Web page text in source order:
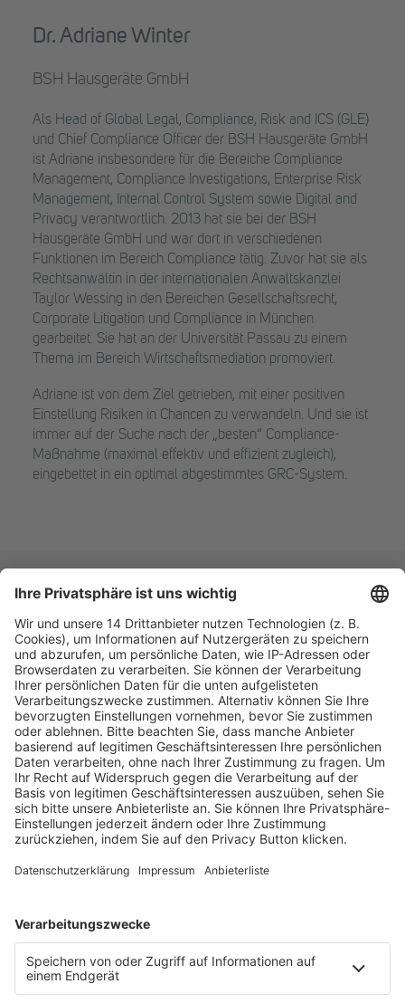
Dr. Adriane Winter
BSH Hausgeräte GmbH
Als Head of Global Legal, Compliance, Risk and ICS (GLE)
und Chief Compliance Officer der BSH Hausgeräte GmbH
ist Adriane insbesondere für die Bereiche Compliance
Management, Compliance Investigations, Enterprise Risk
Management, Internal Control System sowie Digital and
Privacy verantwortlich. 2013 hat sie bei der BSH
Hausgeräte GmbH und war dort in verschiedenen
Funktionen im Bereich Compliance tätig. Zuvor hat sie als
Rechtsanwältin in der internationalen Anwaltskanzlei
Taylor Wessing in den Bereichen Gesellschaftsrecht,
Corporate Litigation und Compliance in München
gearbeitet. Sie hat an der Universität Passau zu einem
Thema im Bereich Wirtschaftsmediation promoviert.
Adriane ist von dem Ziel getrieben, mit einer positiven
Einstellung Risiken in Chancen zu verwandeln. Und sie ist
immer auf der Suche nach der „besten“ Compliance-
Maßnahme (maximal effektiv und effizient zugleich),
eingebettet in ein optimal abgestimmtes GRC-System.
Fachmedien Recht und Wirtschaft
Ein Fachbereich der
dfv Mediengruppe
Mainzer Landstr. 251
60326 Frankfurt am Main
E-Mail:info@ruw.de
Web:https://www.ruw.de
AGB
Datenschutzerklärung
Genderhinweis
Cookie-Einstellungen